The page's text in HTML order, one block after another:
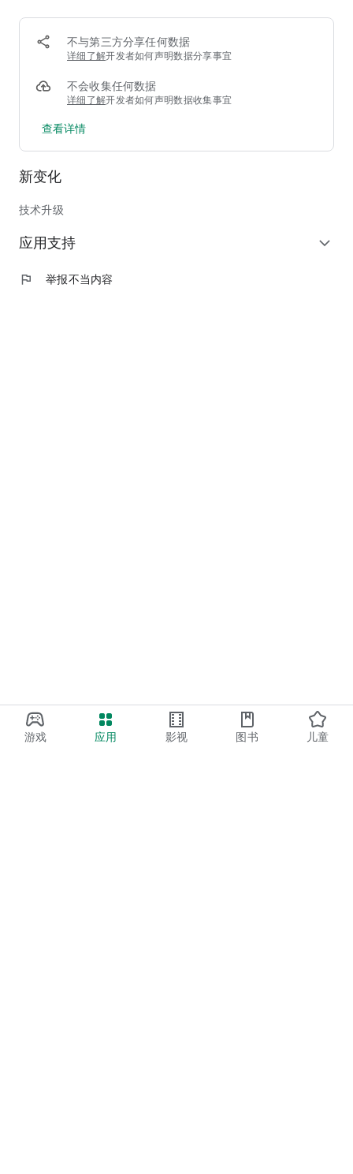
游戏 应用 影视 图书 儿童
透过各种地图应用程式搜寻前往会展中心的路线。
- 查看邻近会展中心的会展广场停车场（港湾道）及博览道中停
车场（连接香港会议展览中心二期）的位置及收费详情。
本应用程式支援英文、繁体及简体中文。
香港会议展览中心（管理）有限公司（简称「会展管理公司」）
是一间专业的私营管理营运公司，专责会展中心的日常营运。会
代号：659）的成员。
不与第三方分享任何数据
详细了解开发者如何声明数据分享事宜
不会收集任何数据
详细了解开发者如何声明数据收集事宜
查看详情
新变化
技术升级
应用支持 expand_more
flag 举报不当内容